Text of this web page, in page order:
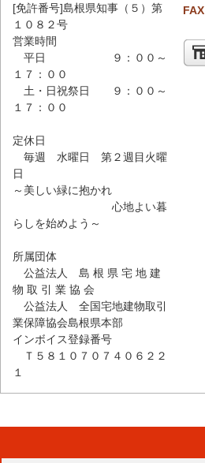
[免許番号]島根県知事（５）第
１０８２号
営業時間
平日 ９：００～
１７：００
土・日祝祭日 ９：００～
１７：００
定休日
毎週 水曜日 第２週目火曜
日
～美しい緑に抱かれ
心地よい暮
らしを始めよう～
所属団体
公益法人 島 根 県 宅 地 建
物 取 引 業 協 会
公益法人 全国宅地建物取引
業保障協会島根県本部
インボイス登録番号
Ｔ５８１０７０７４０６２２
１
FAX